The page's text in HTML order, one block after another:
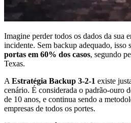
Imagine perder todos os dados da sua
incidente. Sem backup adequado, isso
portas em 60% dos casos, segundo
Texas.
A Estratégia Backup 3-2-1 existe
cenário. É considerada o padrão-ouro
de 10 anos, e continua sendo a
empresas de todos os portes.